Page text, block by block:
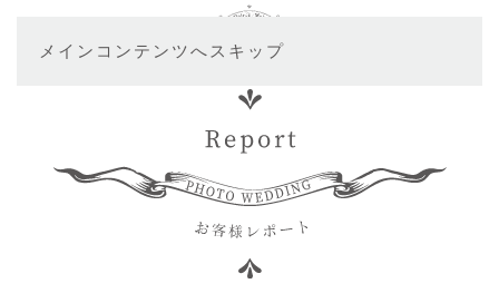
メインコンテンツへスキップ